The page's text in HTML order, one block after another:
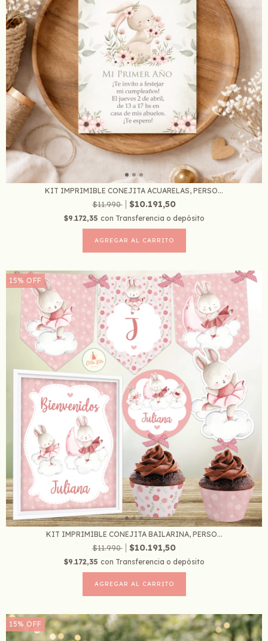
KIT IMPRIMIBLE CONEJITA ACUARELAS, PERSO...
$11.990
$10.191,50
$9.172,35 con Transferencia o depósito
15% OFF
KIT IMPRIMIBLE CONEJITA BAILARINA, PERSO...
$11.990
$10.191,50
$9.172,35 con Transferencia o depósito
15% OFF